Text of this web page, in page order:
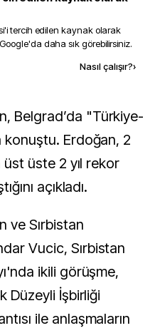
'i tercih edilen kaynak olarak
daha sık görebilirsiniz.
Nasıl çalışır?›
konuştu. Erdoğan, 2
üste 2 yıl rekor
açıkladı.
ve Sırbistan
Vucic, Sırbistan
ikili görüşme,
Düzeyli İşbirliği
ile anlaşmaların